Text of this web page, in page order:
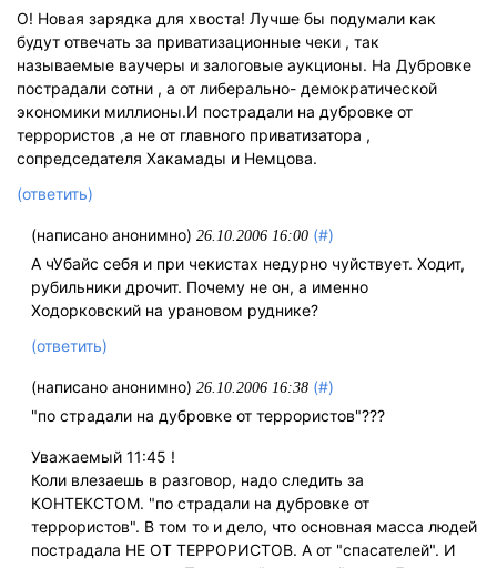
О! Новая зарядка для хвоста! Лучше бы подумали как
будут отвечать за приватизационные чеки , так
называемые ваучеры и залоговые аукционы. На Дубровке
пострадали сотни , а от либерально- демократической
экономики миллионы.И пострадали на дубровке от
террористов ,а не от главного приватизатора ,
сопредседателя Хакамады и Немцова.
(ответить)
(написано анонимно) 26.10.2006 16:00 (#)
А чУбайс себя и при чекистах недурно чуйствует. Ходит,
рубильники дрочит. Почему не он, а именно
Ходорковский на урановом руднике?
(ответить)
(написано анонимно) 26.10.2006 16:38 (#)
"по страдали на дубровке от террористов"???
Уважаемый 11:45 !
Коли влезаешь в разговор, надо следить за
КОНТЕКСТОМ. "по страдали на дубровке от
террористов". В том то и дело, что основная масса людей
пострадала НЕ ОТ ТЕРРОРИСТОВ. А от "спасателей". И